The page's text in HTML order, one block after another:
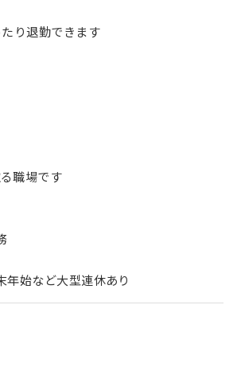
り退勤できます
職場です
始など大型連休あり